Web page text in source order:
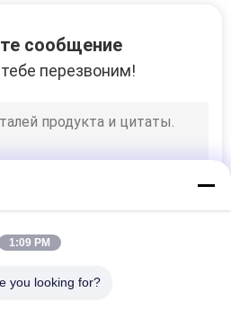
сообщение
перезвоним!
1:09 PM
you looking for?